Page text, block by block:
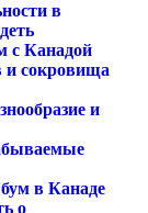
в
с Канадой
и сокровища
и
в Канаде
о